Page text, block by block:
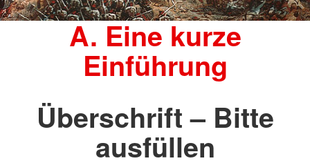
A. Eine kurze
Einführung
Überschrift – Bitte
ausfüllen